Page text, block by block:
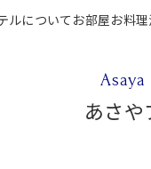
ルについて お部屋お料理
あさや